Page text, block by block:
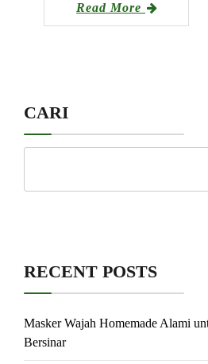
Read More
CARI
RECENT POSTS
Masker Wajah Homemade Alami
Bersinar